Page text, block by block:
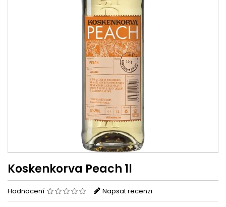
Koskenkorva Peach 1l
Hodnocení Napsat recenzi